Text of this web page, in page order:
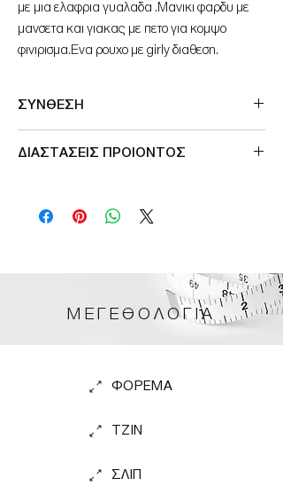
με μια ελαφρια γυαλαδα .Μανικι φαρδυ με
μανσετα και γιακας με πετο για κομψο
φινιρισμα.Ενα ρουχο με girly διαθεση.
ΣΥΝΘΕΣΗ
ΔΙΑΣΤΑΣΕΙΣ ΠΡΟΙΟΝΤΟΣ
ΜΕΓΕΘΟΛΟΓΙΑ
ΦΟΡΕΜΑ
TZIN
ΣΛΙΠ